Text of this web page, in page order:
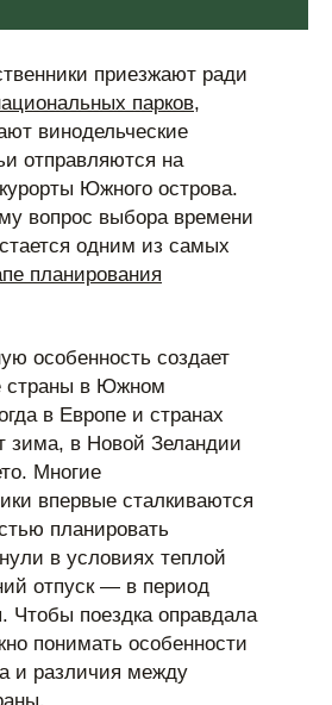
приезжают ради
парков,
винодельческие
отправляются на
Южного острова.
вопрос выбора времени
одним из самых
планирования
особенность создает
страны в Южном
в Европе и странах
зима, в Новой Зеландии
Многие
впервые сталкиваются
планировать
в условиях теплой
отпуск — в период
Чтобы поездка оправдала
понимать особенности
и различия между